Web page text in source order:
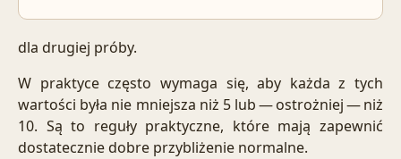
dla drugiej próby.
W praktyce często wymaga się, aby każda z tych
wartości była nie mniejsza niż 5 lub — ostrożniej — niż
10. Są to reguły praktyczne, które mają zapewnić
dostatecznie dobre przybliżenie normalne.